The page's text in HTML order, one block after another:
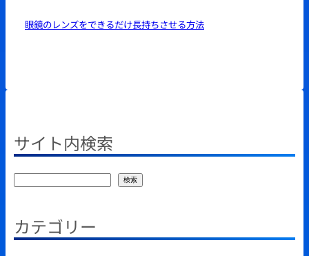
眼鏡のレンズをできるだけ長持ちさせる方法
サイト内検索
検索
カテゴリー